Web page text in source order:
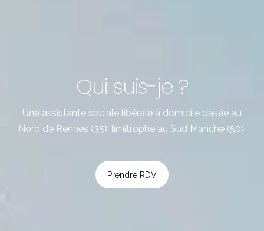
Qui suis-je ?
Une assistante sociale libérale à domicile basée au
Nord de Rennes (35), limitrophe au Sud Manche (50).
Prendre RDV